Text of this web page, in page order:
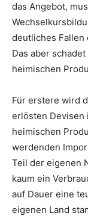
das Angebot,
deutliches Fallen
Das aber
heimischen
Für erstere wird
erlösten Devisen
heimischen
werdenden
Teil der eigenen
kaum ein
auf Dauer eine
eigenen Land